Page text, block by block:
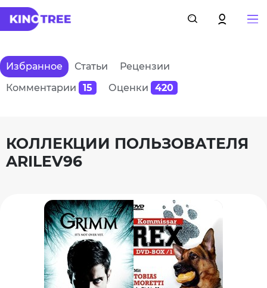
Избранное Статьи
Рецензии
Комментарии
15 Оценки 420
КОЛЛЕКЦИИ ПОЛЬЗОВАТЕЛЯ
ARILEV96